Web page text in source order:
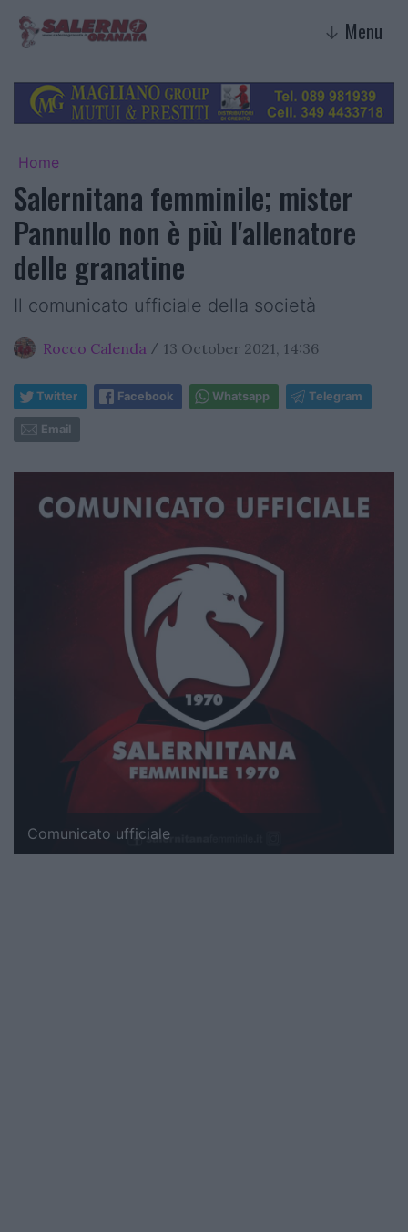
↓ Menu
Home
Salernitana femminile; mister
Pannullo non è più l'allenatore
delle granatine
Il comunicato ufficiale della società
Rocco Calenda / 13 October 2021, 14:36
Twitter Facebook Whatsapp Telegram
Email
Comunicato ufficiale